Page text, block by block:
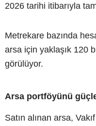
2026 tarihi itibarıyla
Metrekare bazında
arsa için yaklaşık 120
görülüyor.
Arsa portföyünü
Satın alınan arsa,